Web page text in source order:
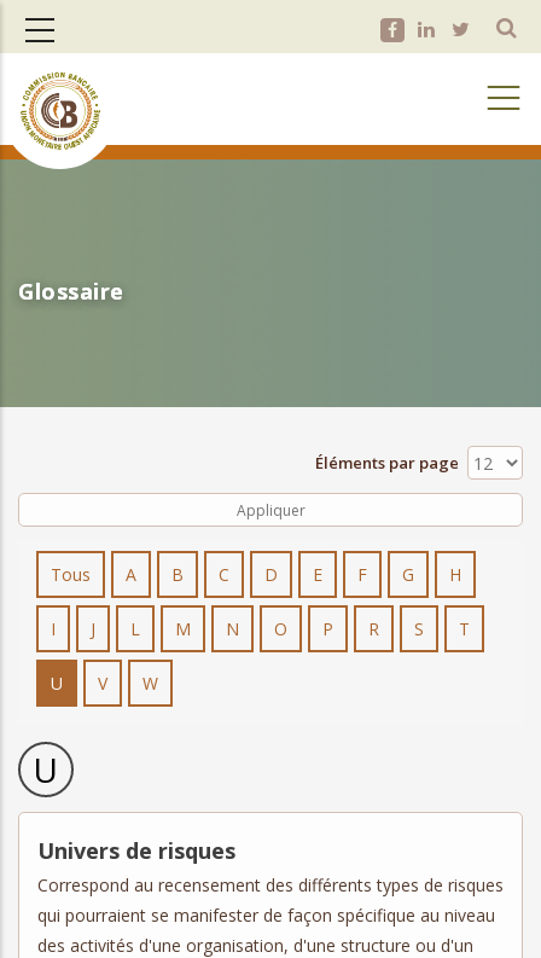
Aller
contenu
principal
Glossaire
Glossaire
Éléments par page
Tous A B C D E F G H
I J L M N O P R S T
U V W
U
Univers de risques
Correspond au recensement des différents types de risques
qui pourraient se manifester de façon spécifique au niveau
des activités d'une organisation, d'une structure ou d'un